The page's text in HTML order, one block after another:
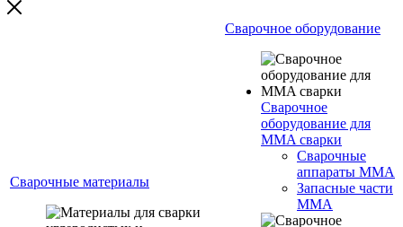
Сварочные материалы
Сварочное оборудование
Сварочное
оборудование для
MMA сварки
Сварочные
аппараты MMA
Запасные части
MMA